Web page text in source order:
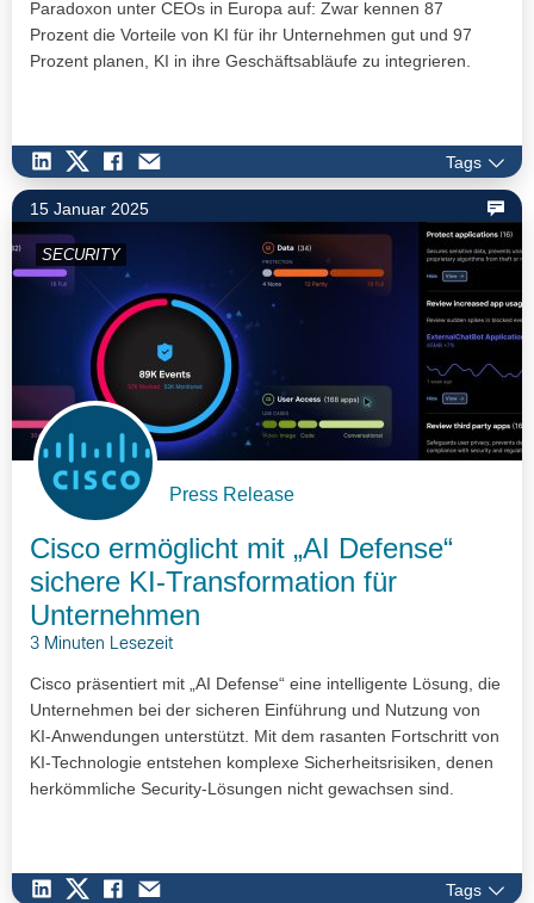
Paradoxon unter CEOs in Europa auf: Zwar kennen 87
Prozent die Vorteile von KI für ihr Unternehmen gut und 97
Prozent planen, KI in ihre Geschäftsabläufe zu integrieren.
Tags
15 Januar 2025
SECURITY
Press Release
Cisco ermöglicht mit „AI Defense“
sichere KI-Transformation für
Unternehmen
3 Minuten Lesezeit
Cisco präsentiert mit „AI Defense“ eine intelligente Lösung, die
Unternehmen bei der sicheren Einführung und Nutzung von
KI-Anwendungen unterstützt. Mit dem rasanten Fortschritt von
KI-Technologie entstehen komplexe Sicherheitsrisiken, denen
herkömmliche Security-Lösungen nicht gewachsen sind.
Tags